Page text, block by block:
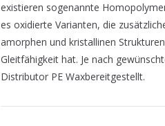
existieren sogenannte
es oxidierte Varianten, die
amorphen und kristallinen
Gleitfähigkeit hat. Je nach
Distributor PE Waxbereitgestellt.